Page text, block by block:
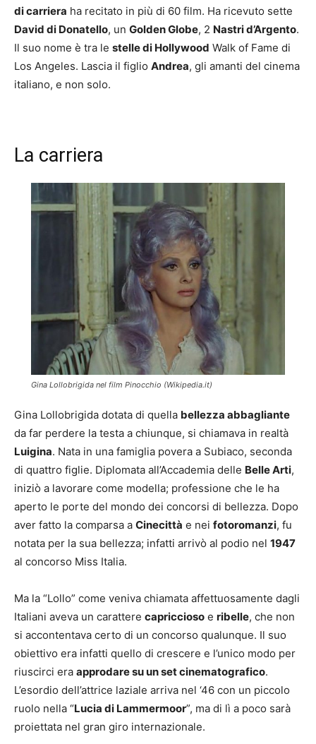
di carriera ha recitato in più di 60 film. Ha ricevuto sette
David di Donatello, un Golden Globe, 2 Nastri d’Argento.
Il suo nome è tra le stelle di Hollywood Walk of Fame di
Los Angeles. Lascia il figlio Andrea, gli amanti del cinema
italiano, e non solo.
La carriera
Gina Lollobrigida nel film Pinocchio (Wikipedia.it)
Gina Lollobrigida dotata di quella bellezza abbagliante
da far perdere la testa a chiunque, si chiamava in realtà
Luigina. Nata in una famiglia povera a Subiaco, seconda
di quattro figlie. Diplomata all’Accademia delle Belle Arti,
iniziò a lavorare come modella; professione che le ha
aperto le porte del mondo dei concorsi di bellezza. Dopo
aver fatto la comparsa a Cinecittà e nei fotoromanzi, fu
notata per la sua bellezza; infatti arrivò al podio nel 1947
al concorso Miss Italia.
Ma la “Lollo” come veniva chiamata affettuosamente dagli
Italiani aveva un carattere capriccioso e ribelle, che non
si accontentava certo di un concorso qualunque. Il suo
obiettivo era infatti quello di crescere e l’unico modo per
riuscirci era approdare su un set cinematografico.
L’esordio dell’attrice laziale arriva nel ‘46 con un piccolo
ruolo nella “Lucia di Lammermoor”, ma di lì a poco sarà
proiettata nel gran giro internazionale.